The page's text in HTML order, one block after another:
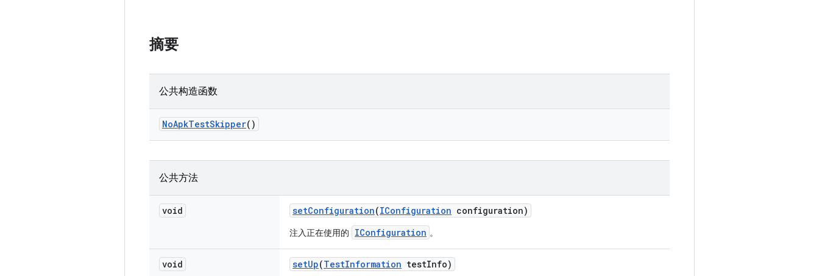
摘要
公共构造函数
NoApkTestSkipper()
公共方法
void setConfiguration(IConfiguration configuration)
注入正在使用的 IConfiguration 。
void setUp(TestInformation testInfo)